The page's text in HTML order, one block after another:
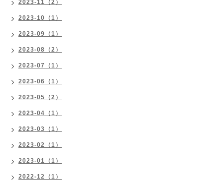
2023-11（2）
2023-10（1）
2023-09（1）
2023-08（2）
2023-07（1）
2023-06（1）
2023-05（2）
2023-04（1）
2023-03（1）
2023-02（1）
2023-01（1）
2022-12（1）